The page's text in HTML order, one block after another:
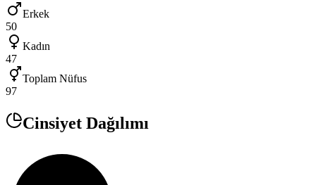
Erkek
50
Kadın
47
Toplam Nüfus
97
Cinsiyet Dağılımı